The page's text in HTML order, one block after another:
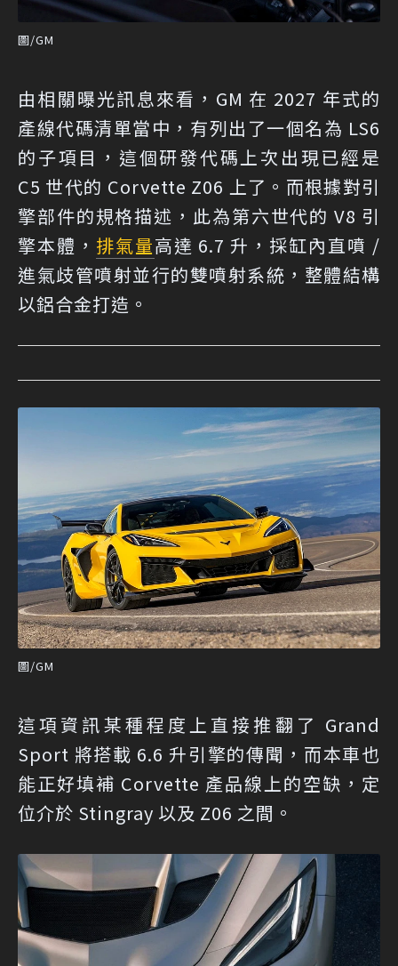
圖/GM
由相關曝光訊息來看，GM 在 2027 年式的
產線代碼清單當中，有列出了一個名為 LS6
的子項目，這個研發代碼上次出現已經是
C5 世代的 Corvette Z06 上了。而根據對引
擎部件的規格描述，此為第六世代的 V8 引
擎本體， 排氣量高達 6.7 升，採缸內直噴 /
進氣歧管噴射並行的雙噴射系統，整體結構
以鋁合金打造。
圖/GM
這項資訊某種程度上直接推翻了 Grand
Sport 將搭載 6.6 升引擎的傳聞，而本車也
能正好填補 Corvette 產品線上的空缺，定
位介於 Stingray 以及 Z06 之間。